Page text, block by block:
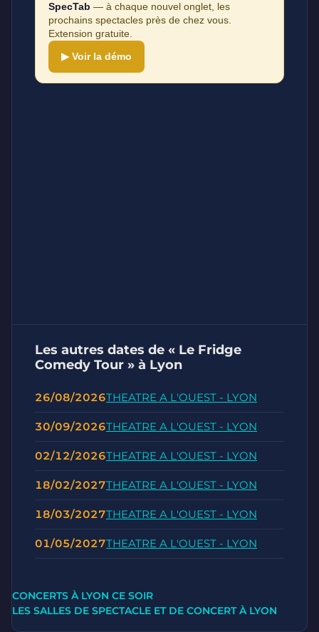
SpecTab — à chaque nouvel onglet, les
prochains spectacles près de chez vous.
Extension gratuite.
▶ Voir la démo
Les autres dates de « Le Fridge
Comedy Tour » à Lyon
26/08/2026THEATRE A L'OUEST - LYON
30/09/2026THEATRE A L'OUEST - LYON
02/12/2026THEATRE A L'OUEST - LYON
18/02/2027THEATRE A L'OUEST - LYON
18/03/2027THEATRE A L'OUEST - LYON
01/05/2027THEATRE A L'OUEST - LYON
CONCERTS À LYON CE SOIR
LES SALLES DE SPECTACLE ET DE CONCERT À LYON